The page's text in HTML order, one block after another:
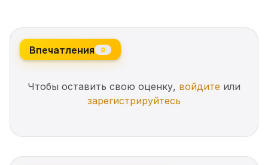
Впечатления 0
Чтобы оставить свою оценку, войдите или
зарегистрируйтесь